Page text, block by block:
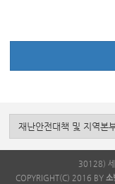
30128) 세
COPYRIGHT(C) 2016 BY 소